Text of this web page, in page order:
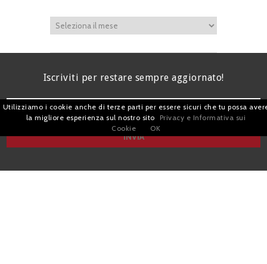
Iscriviti per restare sempre aggiornato!
Utilizziamo i cookie anche di terze parti per essere sicuri che tu possa
la migliore esperienza sul nostro sito
Privacy e Informativa sui
Cookie
OK